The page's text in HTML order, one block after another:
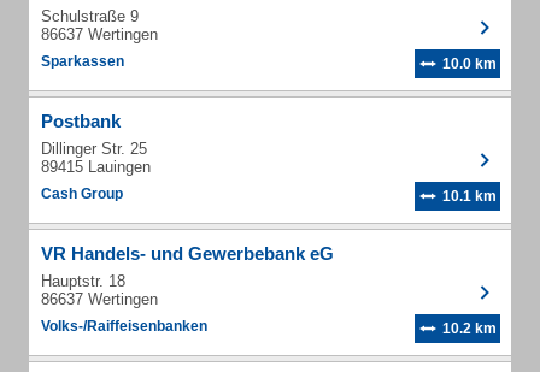
Schulstraße 9
86637 Wertingen
Sparkassen 10.0 km
Postbank
Dillinger Str. 25
89415 Lauingen
Cash Group 10.1 km
VR Handels- und Gewerbebank eG
Hauptstr. 18
86637 Wertingen
Volks-/Raiffeisenbanken 10.2 km